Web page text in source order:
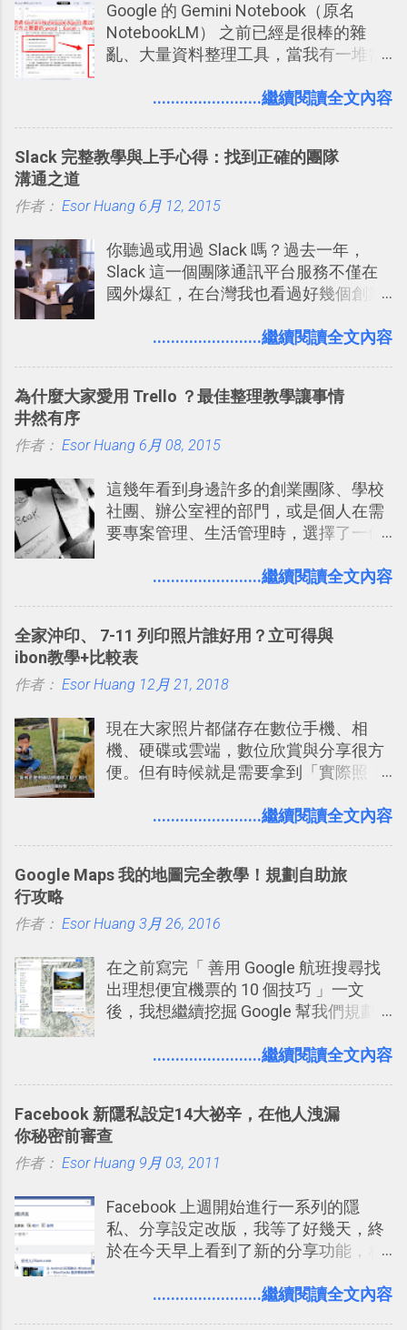
Google 的 Gemini Notebook（原名
NotebookLM） 之前已經是很棒的雜
亂、大量資料整理工具，當我有一堆需
量格式不一的混亂工作文件需要彙整，
Codex 這樣的 AI 工作作進階處理。
........................繼續閱讀全文內容
Slack 完整教學與上手心得：找到正確的團隊
溝通之道
作者： Esor Huang 6月 12, 2015
你聽過或用過 Slack 嗎？過去一年，
Slack 這一個團隊通訊平台服務不僅在
國外爆紅，在台灣我也看過好幾個創業
理，到底 Slack 有什麼魅力？它是不是
有機會在一個專案合作中使用了 Slack
點： 1. 「 很有趣 」： Slack 裡擁有跟
聊天打屁、傳送有趣影音圖文的功能。
2. 「 有效率 」：但是 Slack 的頻道、群
組機制讓茶水間的聊天，不會干擾工作
事可以從聊天中記錄重點。 3. 「 有彈性
的軟體則讓同事可以在任何地方和公司
保持聯繫。 如果你需要中文版的同類平
台，可以參考： JANDI 高效率團隊通訊
戶 。 2017/3 新增 ： Sortd for Slack：
改造 Slack 討論串介面變成專案任務排
程看板
........................繼續閱讀全文內容
為什麼大家愛用 Trello ？最佳整理教學讓事情
井然有序
作者： Esor Huang 6月 08, 2015
這幾年看到身邊許多的創業團隊、學校
社團、辦公室裡的部門，或是個人在需
要專案管理、生活管理時，選擇了一個
一個什麼樣的管理工具，讓這麼多人都
念」的管理教學文章： 把 Evernote 當
作 Trello！ Kanbanote 筆記看板管理法
Google Drive 變身 Trello ！幫雲端硬碟
著 Trello ，卻還沒有在電腦玩物上寫過
一篇完整的介紹！雖然錯過了幾年前第
一時間推薦 Trello 的時機，但在這段時
澱自己的使用方法，歸納出「 為什麼值
學。 2015/6/13 新增： 免費專案管理軟
2016 年新增 ： 如何將 Trello 切換到繁
2016/7/7 新增 ： 如何活用 Trello 記
帳？我的理財計畫心得與看板範本
2016/7/13 新增： 如何將網頁資料快速
2016/8 新增： Trello 開放「強化功能」
技！最想要的強大 Trello 客製化範例教
學 2016/11 新增： [時間技客-7] 重要緊
急時間管理四象限在 Trello 活用與範本
用 Trello？ 8個專案排程協作重點技巧
2017/6 新增： 如何用 Trello 規劃自助
旅行？我的 Trello 行程計畫使用技巧教
卡片不再落落長？專案管理的5個關鍵
........................繼續閱讀全文內容
全家沖印、 7-11 列印照片誰好用？立可得與
ibon教學+比較表
作者： Esor Huang 12月 21, 2018
現在大家照片都儲存在數位手機、相
機、硬碟或雲端，數位欣賞與分享很方
便。但有時候就是需要拿到「實際照
要製作家庭相框 用照片來當小禮物 把照
片？而且最好能不花時間、立即拿到、
（或是沒有好的印表機），又不想跑照
提供了印照片的服務 ，而且價格不貴，
可以立即拿到，操作流程也十分簡單。
之前我在電腦玩物分享過：「 不需買印
方便教學 」。這篇文章則從印照片出
........................繼續閱讀全文內容
Google Maps 我的地圖完全教學！規劃自助旅
行攻略
作者： Esor Huang 3月 26, 2016
在之前寫完「 善用 Google 航班搜尋找
出理想便宜機票的 10 個技巧 」一文
後，我想繼續挖掘 Google 幫我們規劃
入的來聊聊 Google 的「我的地圖」服
線，對商務需求來說可以打造出一張一
張資料地圖（例如我之前在製作一本新
書時建立的「 台灣推薦空拍地點地圖
規劃自助旅行路線！ Google 「我的地
圖」在規劃自助旅行路線時可以解決許
多問題： 國外地點名稱地址常常難懂，
稱。 在規劃路線之外，自訂地圖還能補
........................繼續閱讀全文內容
Facebook 新隱私設定14大祕辛，在他人洩漏
你秘密前審查
作者： Esor Huang 9月 03, 2011
Facebook 上週開始進行一系列的隱
私、分享設定改版，我等了好幾天，終
於在今天早上看到了新的分享功能，相
用新版的分享功能與隱私設定。 嚴格來
........................繼續閱讀全文內容